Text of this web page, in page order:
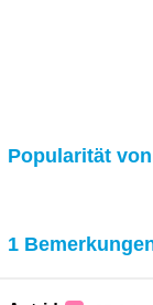
Popularität
1